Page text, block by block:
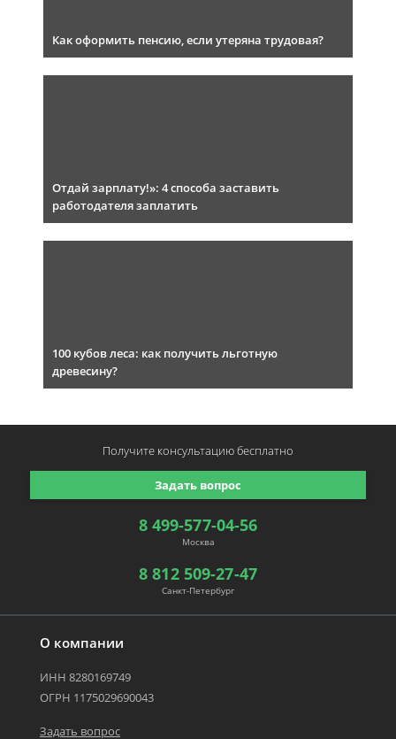
Как оформить пенсию, если утеряна трудовая?
Отдай зарплату!»: 4 способа заставить
работодателя заплатить
100 кубов леса: как получить льготную
древесину?
О компании
ИНН 8280169749
ОГРН 1175029690043
Задать вопрос
8 499-577-04-56
Москва
8 812 509-27-47
Санкт-Петербург
Задать вопрос
Получите консультациюбесплатно